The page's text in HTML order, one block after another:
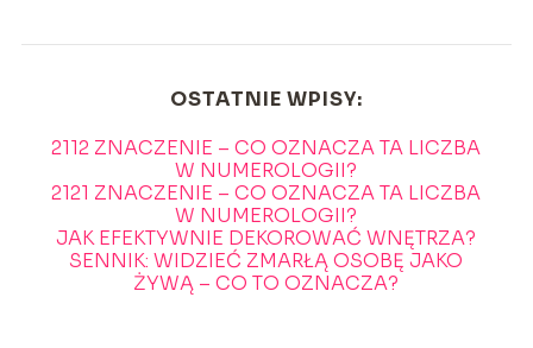
OSTATNIE WPISY:
2112 ZNACZENIE – CO OZNACZA TA LICZBA
W NUMEROLOGII?
2121 ZNACZENIE – CO OZNACZA TA LICZBA
W NUMEROLOGII?
JAK EFEKTYWNIE DEKOROWAĆ WNĘTRZA?
SENNIK: WIDZIEĆ ZMARŁĄ OSOBĘ JAKO
ŻYWĄ – CO TO OZNACZA?